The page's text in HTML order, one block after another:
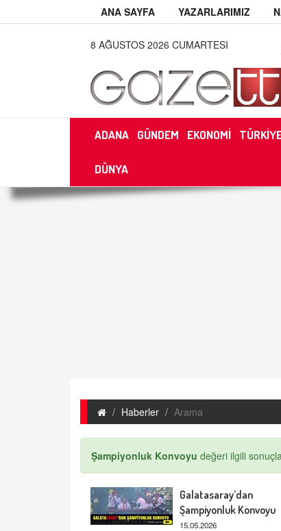
ANA SAYFA YAZARLARIMIZ
8 AĞUSTOS 2026 CUMARTESI
ADANA GÜNDEM EKONOMİ
DÜNYA
Haberler Arama
Şampiyonluk Konvoyu değeri ilgili
Galatasaray’dan
Şampiyonluk Konvoyu
15.05.2026